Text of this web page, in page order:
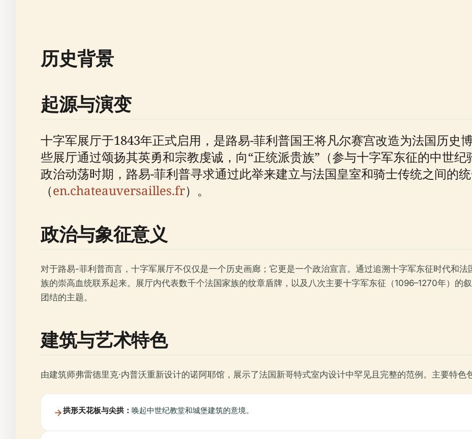
历史背景
起源与演变
十字军展厅于1843年正式启用，是路易-菲利普国王将凡尔赛宫改造为法国历史
些展厅通过颂扬其英勇和宗教虔诚，向“正统派贵族”（参与十字军东征的中世
政治动荡时期，路易-菲利普寻求通过此举来建立与法国皇室和骑士传统之间的
（en.chateauversailles.fr）。
政治与象征意义
对于路易-菲利普而言，十字军展厅不仅仅是一个历史画廊；它更是一个政治宣言。通过追溯十字军东征时代和
族的崇高血统联系起来。展厅内代表数千个法国家族的纹章盾牌，以及八次主要十字军东征（1096–1270年）的
团结的主题。
建筑与艺术特色
由建筑师弗雷德里克·内普沃重新设计的诺阿耶馆，展示了法国新哥特式室内设计中罕见且完整的范例。主要特色
拱形天花板与尖拱： 唤起中世纪教堂和城堡建筑的意境。